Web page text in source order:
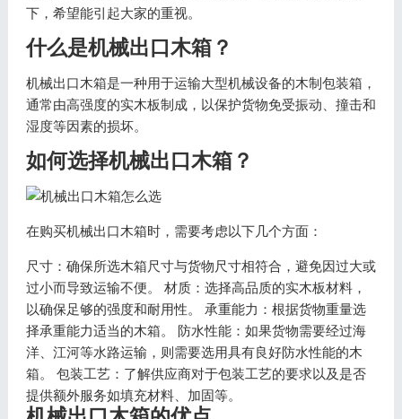
下，希望能引起大家的重视。
什么是机械出口木箱？
机械出口木箱是一种用于运输大型机械设备的木制包装箱，
通常由高强度的实木板制成，以保护货物免受振动、撞击和
湿度等因素的损坏。
如何选择机械出口木箱？
在购买机械出口木箱时，需要考虑以下几个方面：
尺寸：确保所选木箱尺寸与货物尺寸相符合，避免因过大或
过小而导致运输不便。 材质：选择高品质的实木板材料，
以确保足够的强度和耐用性。 承重能力：根据货物重量选
择承重能力适当的木箱。 防水性能：如果货物需要经过海
洋、江河等水路运输，则需要选用具有良好防水性能的木
箱。 包装工艺：了解供应商对于包装工艺的要求以及是否
提供额外服务如填充材料、加固等。